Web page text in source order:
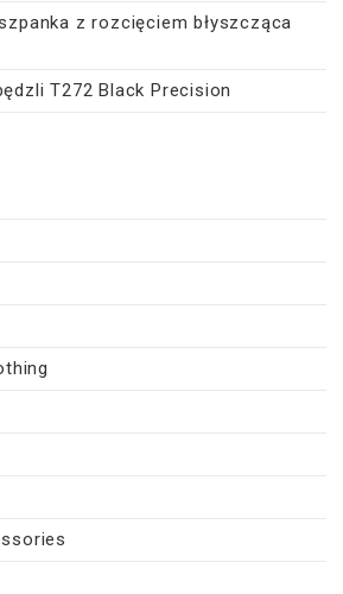
z rozcięciem błyszcząca
T272 Black Precision